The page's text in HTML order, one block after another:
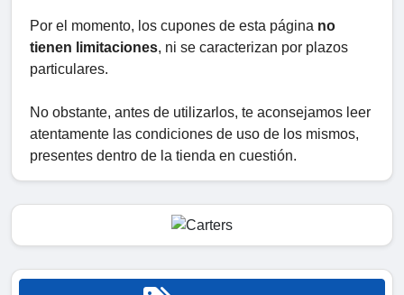
Por el momento, los cupones de esta página no
tienen limitaciones, ni se caracterizan por plazos
particulares.
No obstante, antes de utilizarlos, te aconsejamos leer
atentamente las condiciones de uso de los mismos,
presentes dentro de la tienda en cuestión.